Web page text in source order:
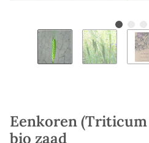
Eenkoren
bio zaad